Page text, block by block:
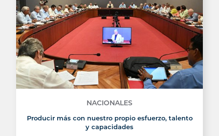
NACIONALES
Producir más con nuestro propio esfuerzo, talento
y capacidades